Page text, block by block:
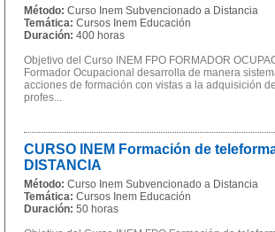
Método: Curso Inem Subvencionado a Distancia
Temática: Cursos Inem Educación
Duración: 400 horas
Objetivo del Curso INEM FPO FORMADOR
Formador Ocupacional desarrolla de manera
acciones de formación con vistas a la adquisición
profes...
CURSO INEM Formación de
DISTANCIA
Método: Curso Inem Subvencionado a Distancia
Temática: Cursos Inem Educación
Duración: 50 horas